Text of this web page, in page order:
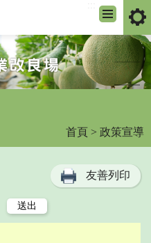
首頁 > 政策宣導
友善列印